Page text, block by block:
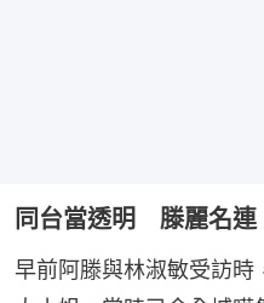
同台當透明 滕麗名連
早前阿滕與林淑敏受訪時